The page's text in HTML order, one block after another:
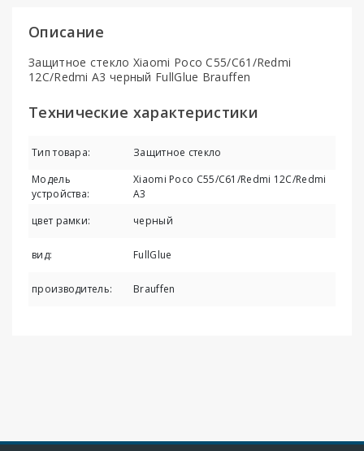
Описание
Защитное стекло Xiaomi Poco C55/C61/Redmi
12C/Redmi A3 черный FullGlue Brauffen
Технические характеристики
Тип товара:
Защитное стекло
Модель
устройства:
Xiaomi Poco C55/C61/Redmi 12C/Redmi
A3
цвет рамки:
черный
вид: FullGlue
производитель: Brauffen